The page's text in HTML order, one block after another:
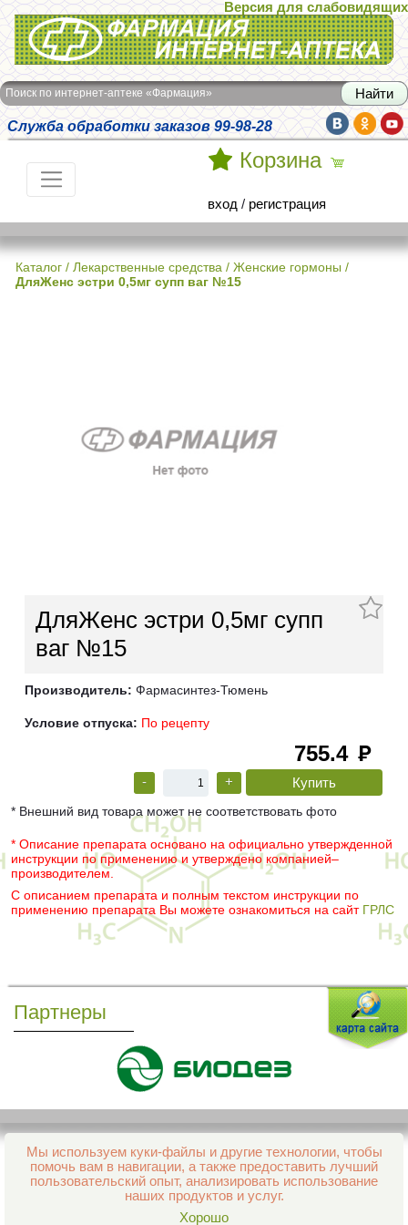
Интернет-аптека Фармация
Версия для слабовидящих
Поиск по интернет-аптеке «Фармация»
Служба обработки заказов 99-98-28
Корзина
вход / регистрация
Каталог / Лекарственные средства / Женские гормоны /
ДляЖенс эстри 0,5мг супп ваг №15
ДляЖенс эстри 0,5мг супп
ваг №15
Производитель: Фармасинтез-Тюмень
Условие отпуска: По рецепту
755.4 руб
- +
* Внешний вид товара может не соответствовать фото
* Описание препарата основано на официально утвержденной
инструкции по применению и утверждено компанией–
производителем.
С описанием препарата и полным текстом инструкции по
применению препарата Вы можете ознакомиться на сайт ГРЛС
Партнеры
Мы используем куки-файлы и другие технологии, чтобы
помочь вам в навигации, а также предоставить лучший
пользовательский опыт, анализировать использование
наших продуктов и услуг.
Хорошо
Все права защищены и охраняются законом
© 2013–2026 Интернет-аптека Фармация
support@aptekapenza.ru
Телефон: Служба обработки заказов 99-98-28